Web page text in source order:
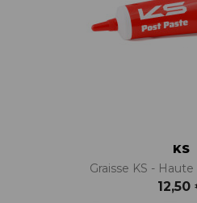
KS
Graisse KS -
12,50